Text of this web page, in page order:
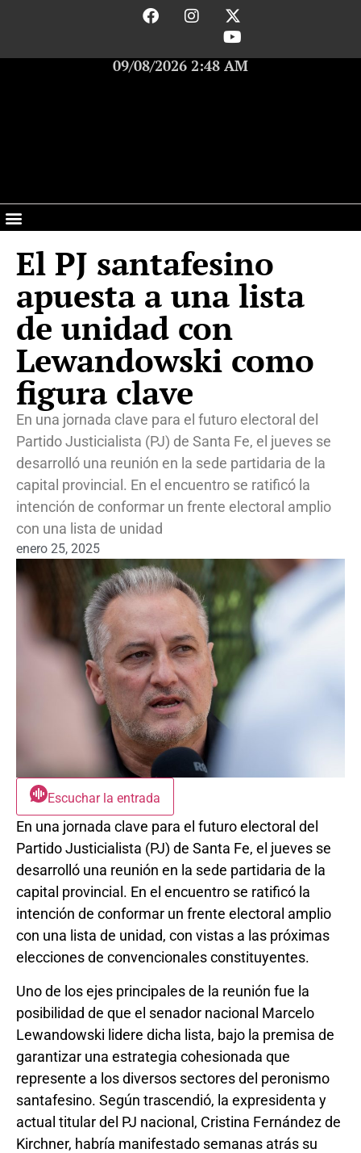
09/08/2026 2:48 AM
El PJ santafesino
apuesta a una lista
de unidad con
Lewandowski como
figura clave
En una jornada clave para el futuro electoral del
Partido Justicialista (PJ) de Santa Fe, el jueves se
desarrolló una reunión en la sede partidaria de la
capital provincial. En el encuentro se ratificó la
intención de conformar un frente electoral amplio
con una lista de unidad
enero 25, 2025
Escuchar la entrada
En una jornada clave para el futuro electoral del
Partido Justicialista (PJ) de Santa Fe, el jueves se
desarrolló una reunión en la sede partidaria de la
capital provincial. En el encuentro se ratificó la
intención de conformar un frente electoral amplio
con una lista de unidad, con vistas a las próximas
elecciones de convencionales constituyentes.
Uno de los ejes principales de la reunión fue la
posibilidad de que el senador nacional Marcelo
Lewandowski lidere dicha lista, bajo la premisa de
garantizar una estrategia cohesionada que
represente a los diversos sectores del peronismo
santafesino. Según trascendió, la expresidenta y
actual titular del PJ nacional, Cristina Fernández de
Kirchner, habría manifestado semanas atrás su